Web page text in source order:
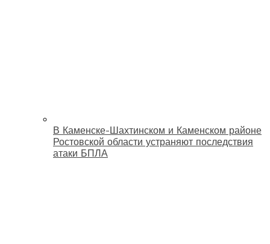
В Каменске-Шахтинском и Каменском районе
Ростовской области устраняют последствия
атаки БПЛА